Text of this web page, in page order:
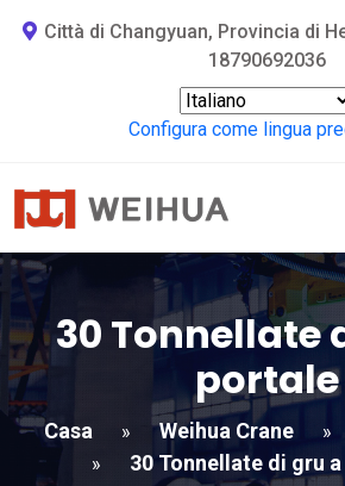
Città di Changyuan, Provincia di
18790692036
Configura come lingua
30 Tonnellate
portale
Casa » Weihua Crane »
» 30 Tonnellate di gru